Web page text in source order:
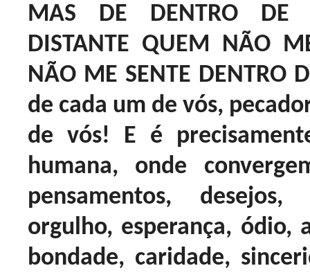
MAS DE DENTRO DE
DISTANTE QUEM NÃO
NÃO ME SENTE
de cada um de vós,
de vós! E é
humana, onde
pensamentos, desejos,
orgulho, esperança, ódio,
bondade, caridade,